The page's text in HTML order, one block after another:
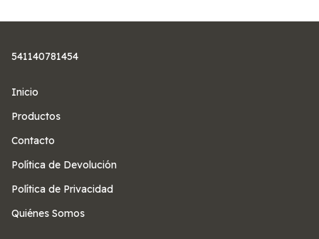
541140781454
Inicio
Productos
Contacto
Política de Devolución
Política de Privacidad
Quiénes Somos